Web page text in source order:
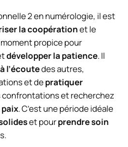
2 en numérologie, il est
la coopérationet le
moment propice pour
développer la patience. Il
l’écoutedes autres,
et depratiquer
confrontations et recherchez
paix. C’est une période idéale
et pourprendre soin